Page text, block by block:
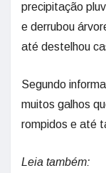
precipitação
e derrubou
até destelhou
Segundo
muitos galhos
rompidos e até
Leia também: